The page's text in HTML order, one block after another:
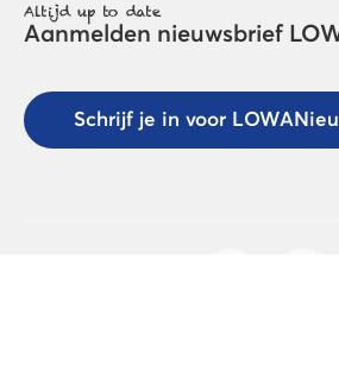
Altijd up to date
Aanmelden nieuwsbrief
Schrijf je in voor